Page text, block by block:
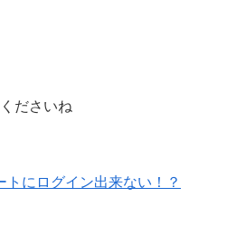
ださいね
トにログイン出来ない！？